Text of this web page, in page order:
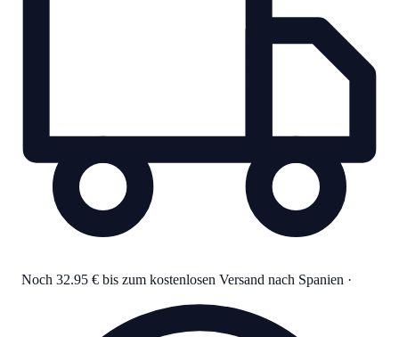
Noch 32.95 € bis zum kostenlosen Versand nach Spanien ·